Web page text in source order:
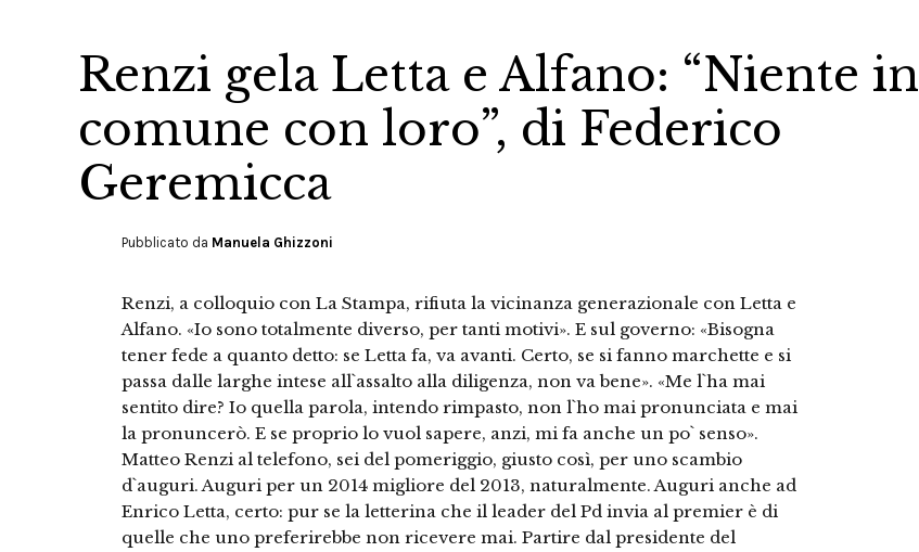
Renzi gela Letta e Alfano: “Niente in
comune con loro”, di Federico
Geremicca
Pubblicato da Manuela Ghizzoni
Renzi, a colloquio con La Stampa, rifiuta la vicinanza generazionale con Letta e
Alfano. «Io sono totalmente diverso, per tanti motivi». E sul governo: «Bisogna
tener fede a quanto detto: se Letta fa, va avanti. Certo, se si fanno marchette e si
passa dalle larghe intese all`assalto alla diligenza, non va bene». «Me l`ha mai
sentito dire? Io quella parola, intendo rimpasto, non l`ho mai pronunciata e mai
la pronuncerò. E se proprio lo vuol sapere, anzi, mi fa anche un po` senso».
Matteo Renzi al telefono, sei del pomeriggio, giusto così, per uno scambio
d`auguri. Auguri per un 2014 migliore del 2013, naturalmente. Auguri anche ad
Enrico Letta, certo: pur se la letterina che il leader del Pd invia al premier è di
quelle che uno preferirebbe non ricevere mai. Partire dal presidente del